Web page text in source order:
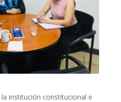
institución constitucional e